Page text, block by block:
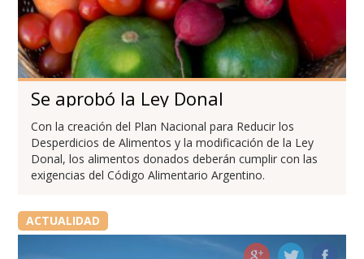
Se aprobó la Ley Donal
Con la creación del Plan Nacional para Reducir los
Desperdicios de Alimentos y la modificación de la Ley
Donal, los alimentos donados deberán cumplir con las
exigencias del Código Alimentario Argentino.
ACTUALIDAD